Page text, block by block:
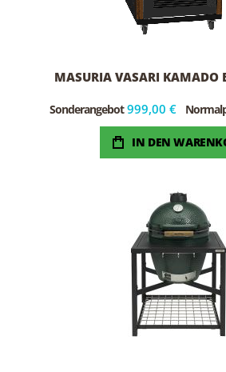
MASURIA VASARI KAMADO
Sonderangebot 999,00 €
IN DEN